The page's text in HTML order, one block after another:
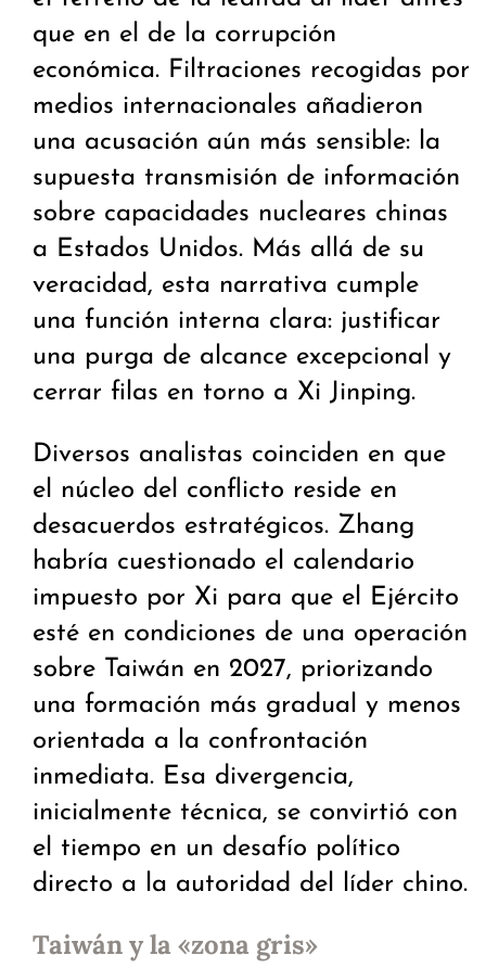
que en el de la corrupción
económica. Filtraciones recogidas por
medios internacionales añadieron
una acusación aún más sensible: la
supuesta transmisión de información
sobre capacidades nucleares chinas
a Estados Unidos. Más allá de su
veracidad, esta narrativa cumple
una función interna clara: justificar
una purga de alcance excepcional y
cerrar filas en torno a Xi Jinping.
Diversos analistas coinciden en que
el núcleo del conflicto reside en
desacuerdos estratégicos. Zhang
habría cuestionado el calendario
impuesto por Xi para que el Ejército
esté en condiciones de una operación
sobre Taiwán en 2027, priorizando
una formación más gradual y menos
orientada a la confrontación
inmediata. Esa divergencia,
inicialmente técnica, se convirtió con
el tiempo en un desafío político
directo a la autoridad del líder chino.
Taiwán y la «zona gris»